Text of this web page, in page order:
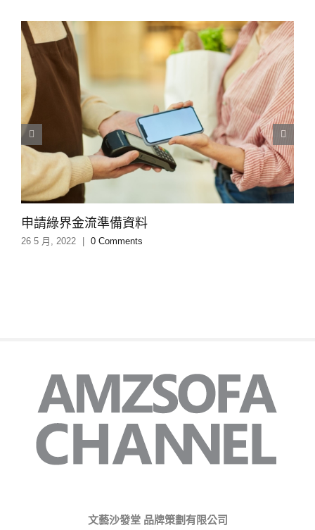
申請綠界金流準備資料
26 5 月, 2022 0 Comments
文藝沙發堂 品牌策劃有限公司